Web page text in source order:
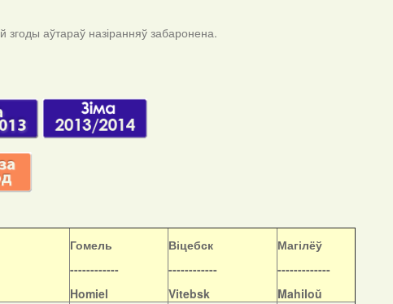
згоды аўтараў назіранняў забаронена.
Гомель
------------
Homiel
Віцебск
------------
Vitebsk
Магілёў
-------------
Mahiloŭ